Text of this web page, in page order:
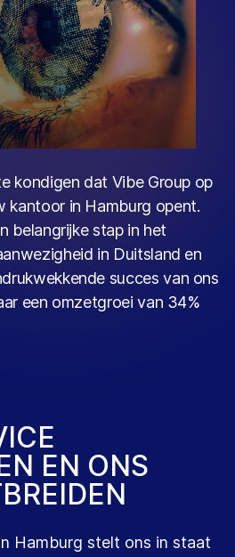
kondigen dat VibeGroup op
kantoor in Hamburg opent.
belangrijke stap in het
in Duitsland en
succes van ons
een omzetgroei van 34%
ICE
N EN ONS
BREIDEN
Hamburg stelt ons in staat